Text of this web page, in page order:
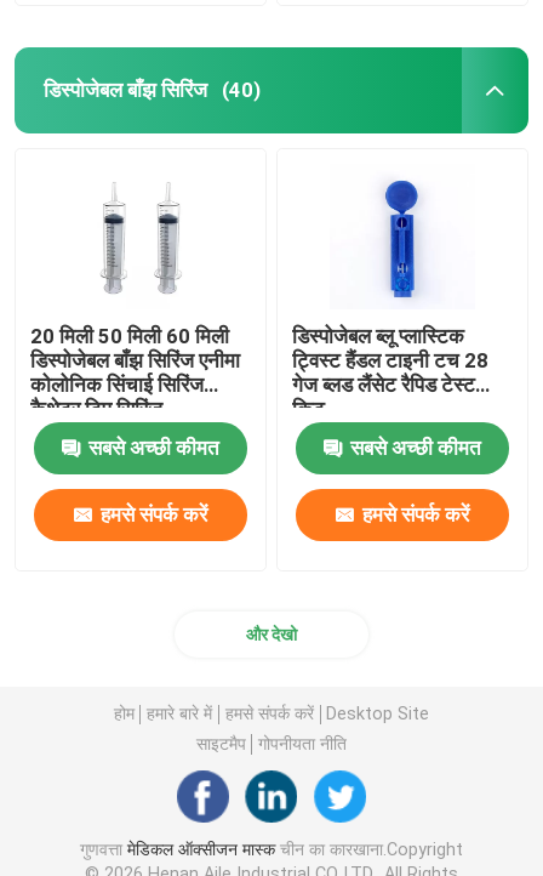
डिस्पोजेबल बाँझ सिरिंज (40)
20 मिली 50 मिली 60 मिली
डिस्पोजेबल बाँझ सिरिंज एनीमा
कोलोनिक सिंचाई सिरिंज
कैथेटर टिप सिरिंज
सबसे अच्छी कीमत
हमसे संपर्क करें
डिस्पोजेबल ब्लू प्लास्टिक
ट्विस्ट हैंडल टाइनी टच 28
गेज ब्लड लैंसेट रैपिड टेस्ट
किट
सबसे अच्छी कीमत
हमसे संपर्क करें
और देखो
होम हमारे बारे में हमसे संपर्क करें
Desktop Site
साइटमैप
गोपनीयता नीति
गुणवत्ता मेडिकल ऑक्सीजन मास्कचीन का कारखाना.Copyright